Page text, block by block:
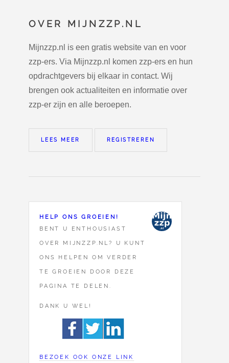
OVER MIJNZZP.NL
Mijnzzp.nl is een gratis website van en voor
zzp-ers. Via Mijnzzp.nl komen zzp-ers en hun
opdrachtgevers bij elkaar in contact. Wij
brengen ook actualiteiten en informatie over
zzp-er zijn en alle beroepen.
LEES MEER REGISTREREN
HELP ONS GROEIEN!
BENT U ENTHOUSIAST
OVER MIJNZZP.NL? U KUNT
ONS HELPEN OM VERDER
TE GROEIEN DOOR DEZE
PAGINA TE DELEN.
DANK U WEL!
BEZOEK OOK ONZE LINK